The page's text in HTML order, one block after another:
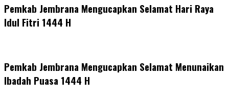
Pemkab Jembrana Mengucapkan Selamat Hari Raya
Idul Fitri 1444 H
Pemkab Jembrana Mengucapkan Selamat Menunaikan
Ibadah Puasa 1444 H